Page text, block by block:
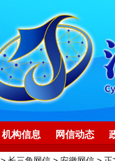
机构信息 网信动态